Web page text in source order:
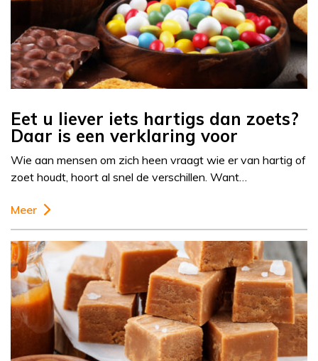
Eet u liever iets hartigs dan zoets?
Daar is een verklaring voor
Wie aan mensen om zich heen vraagt wie er van hartig of
zoet houdt, hoort al snel de verschillen. Want…
Meer